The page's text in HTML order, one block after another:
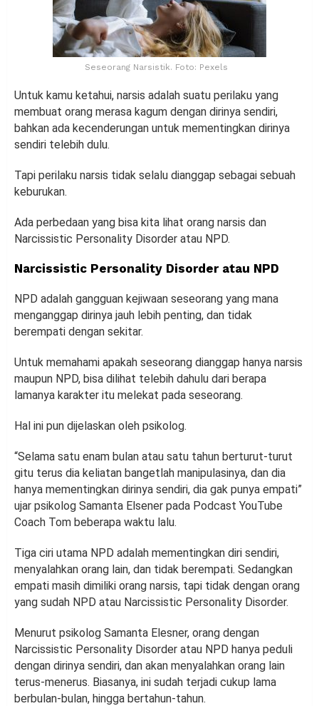
Seseorang Narsistik. Foto: Pexels
Untuk kamu ketahui, narsis adalah suatu perilaku yang
membuat orang merasa kagum dengan dirinya sendiri,
bahkan ada kecenderungan untuk mementingkan dirinya
sendiri telebih dulu.
Tapi perilaku narsis tidak selalu dianggap sebagai sebuah
keburukan.
Ada perbedaan yang bisa kita lihat orang narsis dan
Narcissistic Personality Disorder atau NPD.
Narcissistic Personality Disorder atau NPD
NPD adalah gangguan kejiwaan seseorang yang mana
menganggap dirinya jauh lebih penting, dan tidak
berempati dengan sekitar.
Untuk memahami apakah seseorang dianggap hanya narsis
maupun NPD, bisa dilihat telebih dahulu dari berapa
lamanya karakter itu melekat pada seseorang.
Hal ini pun dijelaskan oleh psikolog.
“Selama satu enam bulan atau satu tahun berturut-turut
gitu terus dia keliatan bangetlah manipulasinya, dan dia
hanya mementingkan dirinya sendiri, dia gak punya empati”
ujar psikolog Samanta Elsener pada Podcast YouTube
Coach Tom beberapa waktu lalu.
Tiga ciri utama NPD adalah mementingkan diri sendiri,
menyalahkan orang lain, dan tidak berempati. Sedangkan
empati masih dimiliki orang narsis, tapi tidak dengan orang
yang sudah NPD atau Narcissistic Personality Disorder.
Menurut psikolog Samanta Elesner, orang dengan
Narcissistic Personality Disorder atau NPD hanya peduli
dengan dirinya sendiri, dan akan menyalahkan orang lain
terus-menerus. Biasanya, ini sudah terjadi cukup lama
berbulan-bulan, hingga bertahun-tahun.